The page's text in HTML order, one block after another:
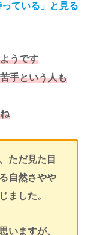
ている」と見る
うです
手という人も
ただ見た目
自然さやや
ました。
いますが、